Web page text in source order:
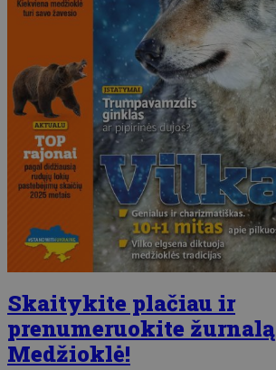
Skaitykite plačiau ir
prenumeruokite žurnalą
Medžioklė!